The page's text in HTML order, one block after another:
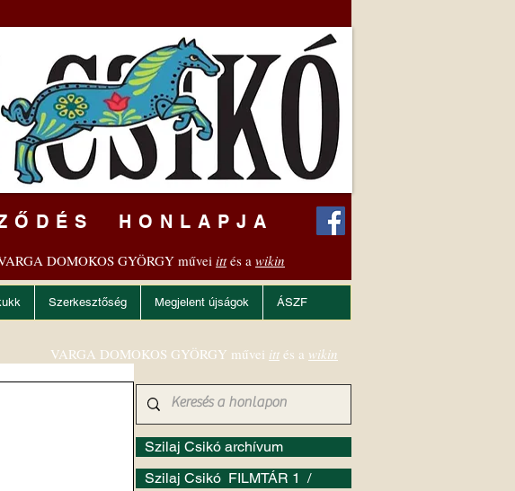
HONLAPJA
DOMOKOS GYÖRGY műveiittés a wikin
Szerkesztőség Megjelent újságok ÁSZF
Szilaj Csikó archívum
Szilaj Csikó FILMTÁR 1 /
VARGA DOMOKOS GYÖRGY művei itt és a wikin